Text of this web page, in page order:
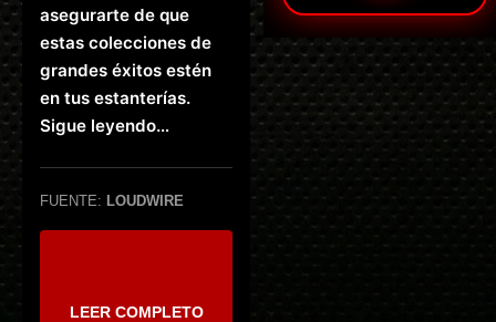
asegurarte de que
estas colecciones de
grandes éxitos estén
en tus estanterías.
Sigue leyendo…
FUENTE: LOUDWIRE
LEER COMPLETO